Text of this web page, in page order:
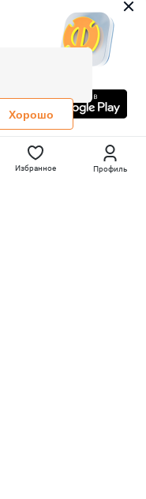
Избранное Профиль
Хорошо